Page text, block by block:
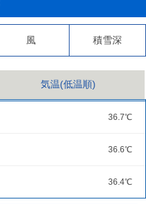
風 積雪深
気温(低温順)
36.7℃
36.6℃
36.4℃